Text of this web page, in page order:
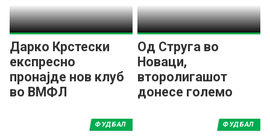
Дарко Крстески
експресно
пронајде нов клуб
во ВМФЛ
Од Струга во
Новаци,
второлигашот
донесе големо
средниот ред!
ФУДБАЛ ФУДБАЛ